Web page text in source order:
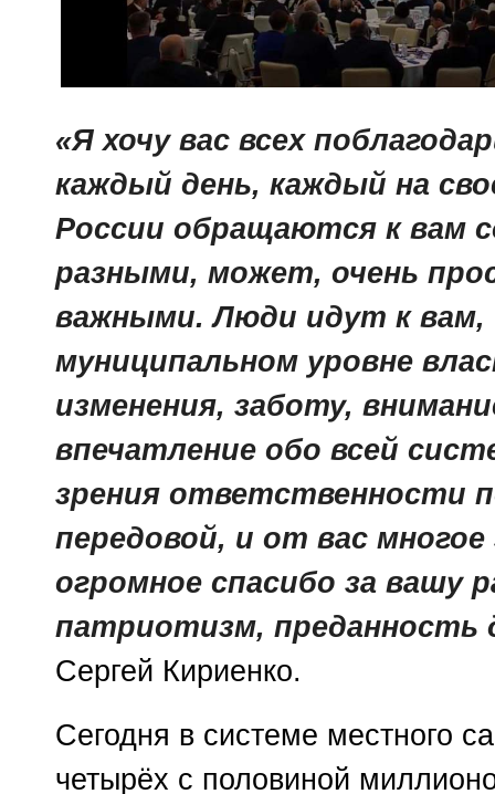
«Я хочу вас всех
каждый день, каждый на
России обращаются к вам
разными, может, очень
важными. Люди идут к вам,
муниципальном уровне
изменения, заботу,
впечатление обо всей
зрения ответственности
передовой, и от вас
огромное спасибо за вашу
патриотизм, преданность
Сергей Кириенко.
Сегодня в системе местного
четырёх с половиной